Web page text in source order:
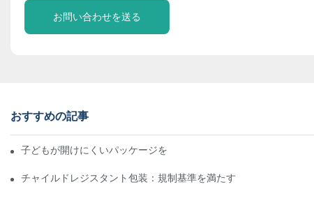
お問い合わせを送る
おすすめの記事
子どもが開けにくいパッケージを理解する：子どもの安全を確保
チャイルドレジスタント包装：規制基準を満たす